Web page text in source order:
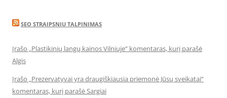
SEO STRAIPSNIU TALPINIMAS
Įrašo „Plastikinių langų kainos Vilniuje“ komentaras, kurį parašė
Algis
Įrašo „Prezervatyvai yra draugiškiausia priemonė Jūsų sveikatai“
komentaras, kurį parašė Sargiai